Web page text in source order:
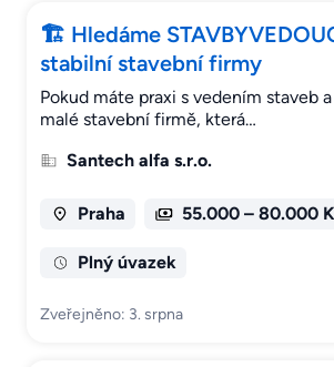
🏗 Hledáme
stabilní stavební firmy
Pokud máte praxi s vedením staveb
malé stavební firmě, která…
Santech alfa s.r.o.
Praha 55.000 – 80.000
Plný úvazek
Zveřejněno: 3. srpna